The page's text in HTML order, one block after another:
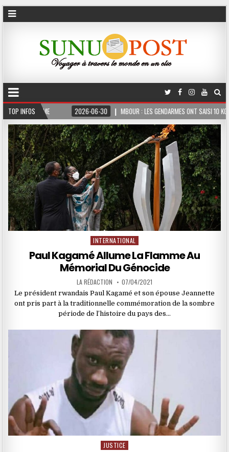
TOP INFOS
FERME 2026-06-30 MBOUR : LES GENDARMES ONT SAISI 10 KG DE
Posted
in
INTERNATIONAL
Paul Kagamé Allume La Flamme Au
Mémorial Du Génocide
LA RÉDACTION 07/04/2021
Le président rwandais Paul Kagamé et son épouse Jeannette
ont pris part à la traditionnelle commémoration de la sombre
période de l’histoire du pays des…
Posted
JUSTICE